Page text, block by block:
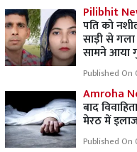
Pilibhit
पति को
साड़ी से
सामने आया
Published On
Amroha
बाद
मेरठ में
Published